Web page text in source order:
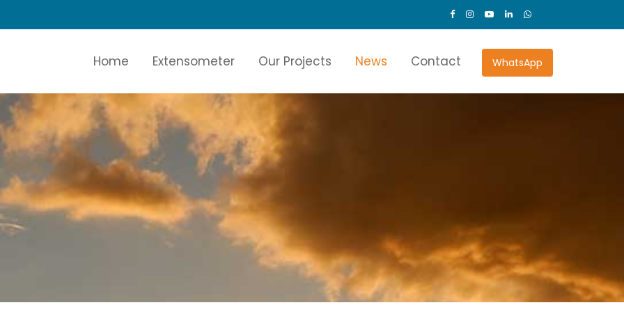
WhatsApp
Home Extensometer Our Projects News Contact